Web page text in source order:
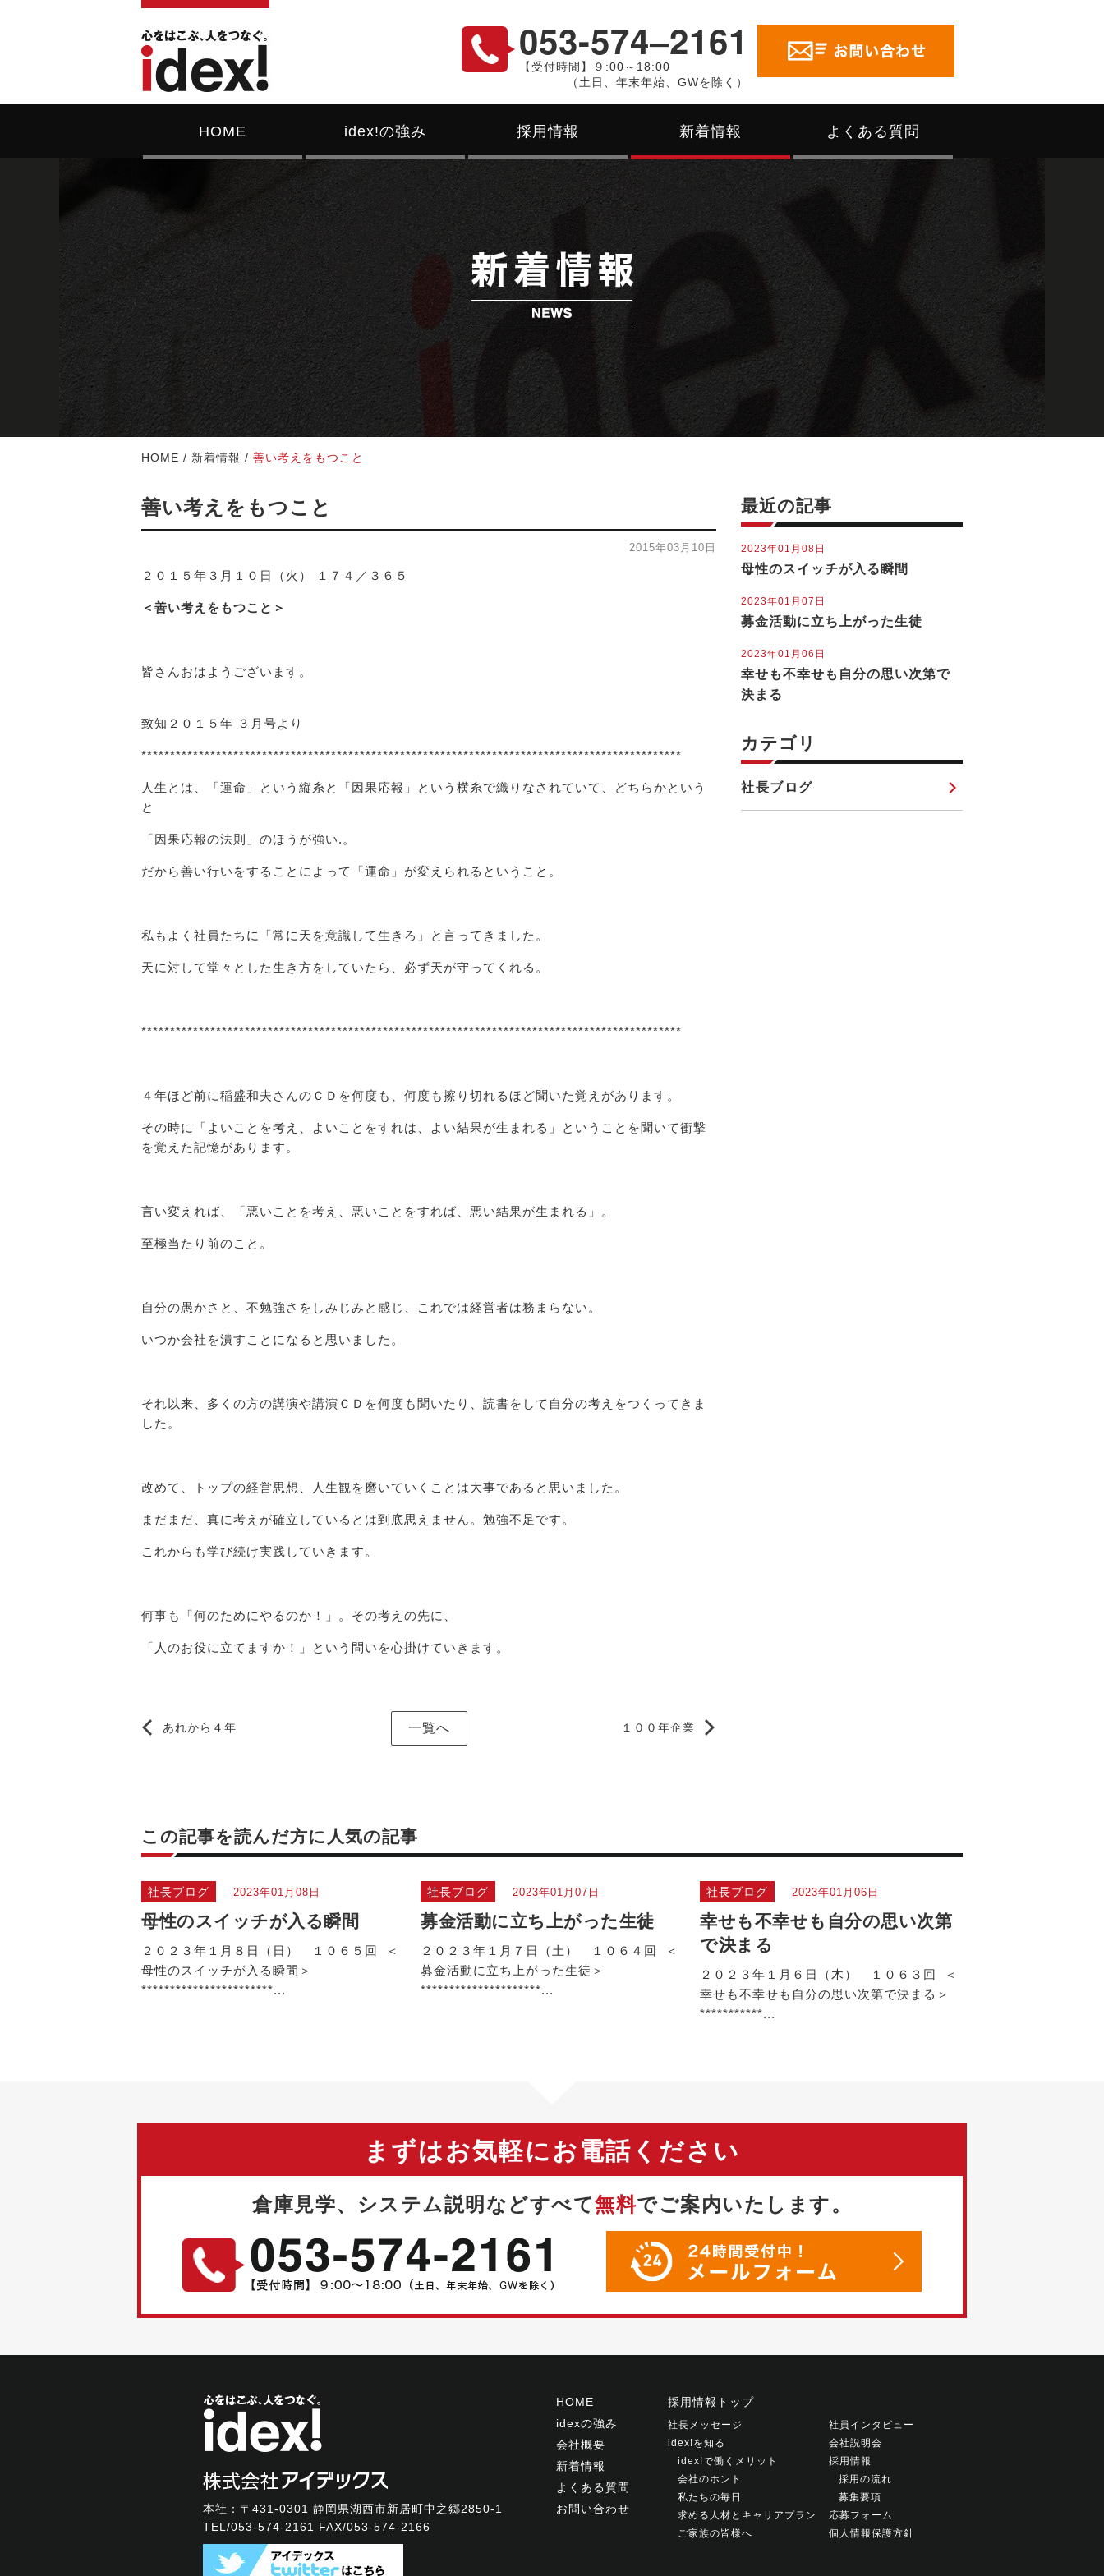
053-574‒2161
【受付時間】９:00～18:00
（土日、年末年始、GWを除く）
HOME idex!の強み 採用情報 新着情報 よくある質問
HOME / 新着情報 / 善い考えをもつこと
善い考えをもつこと
2015年03月10日
２０１５年３月１０日（火） １７４／３６５
＜善い考えをもつこと＞
皆さんおはようございます。
致知２０１５年 ３月号より
**********************************************************************************************
人生とは、「運命」という縦糸と「因果応報」という横糸で織りなされていて、どちらかという
と
「因果応報の法則」のほうが強い.。
だから善い行いをすることによって「運命」が変えられるということ。
私もよく社員たちに「常に天を意識して生きろ」と言ってきました。
天に対して堂々とした生き方をしていたら、必ず天が守ってくれる。
**********************************************************************************************
４年ほど前に稲盛和夫さんのＣＤを何度も、何度も擦り切れるほど聞いた覚えがあります。
その時に「よいことを考え、よいことをすれは、よい結果が生まれる」ということを聞いて衝撃
を覚えた記憶があります。
言い変えれば、「悪いことを考え、悪いことをすれば、悪い結果が生まれる」。
至極当たり前のこと。
自分の愚かさと、不勉強さをしみじみと感じ、これでは経営者は務まらない。
いつか会社を潰すことになると思いました。
それ以来、多くの方の講演や講演ＣＤを何度も聞いたり、読書をして自分の考えをつくってきま
した。
改めて、トップの経営思想、人生観を磨いていくことは大事であると思いました。
まだまだ、真に考えが確立しているとは到底思えません。勉強不足です。
これからも学び続け実践していきます。
何事も「何のためにやるのか！」。その考えの先に、
「人のお役に立てますか！」という問いを心掛けていきます。
あれから４年 １００年企業
一覧へ
最近の記事
2023年01月08日
母性のスイッチが入る瞬間
2023年01月07日
募金活動に立ち上がった生徒
2023年01月06日
幸せも不幸せも自分の思い次第で
決まる
カテゴリ
社長ブログ
この記事を読んだ方に 人気の記事
社長ブログ 2023年01月08日
母性のスイッチが入る瞬間
２０２３年１月８日（日） １０６５回 ＜
母性のスイッチが入る瞬間＞
***********************...
社長ブログ 2023年01月07日
募金活動に立ち上がった生徒
２０２３年１月７日（土） １０６４回 ＜
募金活動に立ち上がった生徒＞
*********************...
社長ブログ 2023年01月06日
幸せも不幸せも自分の思い次第
で決まる
２０２３年１月６日（木） １０６３回 ＜
幸せも不幸せも自分の思い次第で決まる＞
***********...
まずはお気軽にお電話ください
倉庫見学、システム説明などすべて無料でご案内いたします。
本社：〒431-0301 静岡県湖西市新居町中之郷2850-1
TEL/053-574-2161 FAX/053-574-2166
HOME
idexの強み
会社概要
新着情報
よくある質問
お問い合わせ
採用情報トップ
社長メッセージ
idex!を知る
idex!で働くメリット
会社のホント
私たちの毎日
求める人材とキャリアプラン
ご家族の皆様へ
社員インタビュー
会社説明会
採用情報
採用の流れ
募集要項
応募フォーム
個人情報保護方針